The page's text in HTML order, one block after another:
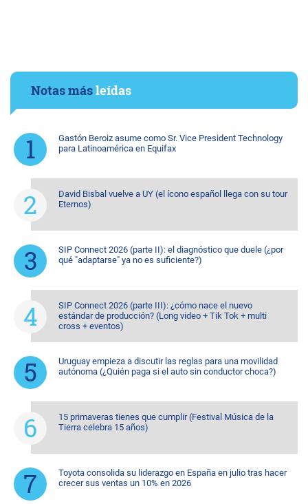
Notas másleídas
Gastón Beroiz asume como Sr. Vice President Technology
para Latinoamérica en Equifax
David Bisbal vuelve a UY (el ícono español llega con su tour
Eternos)
SIP Connect 2026 (parte II): el diagnóstico que duele (¿por
qué "adaptarse" ya no es suficiente?)
SIP Connect 2026 (parte III): ¿cómo nace el nuevo
estándar de producción? (Long video + Tik Tok + multi
cross + eventos)
Uruguay empieza a discutir las reglas para una movilidad
autónoma (¿Quién paga si el auto sin conductor choca?)
15 primaveras tienes que cumplir (Festival Música de la
Tierra celebra 15 años)
Toyota consolida su liderazgo en España en julio tras hacer
crecer sus ventas un 10% en 2026